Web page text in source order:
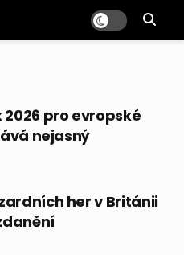
pro evropské
nejasný
her v Británii